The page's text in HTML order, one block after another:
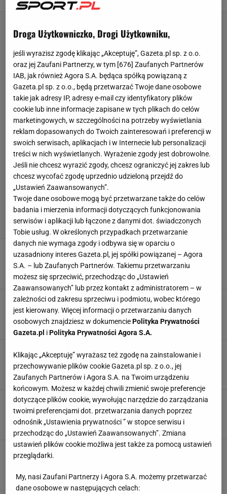
Ależ wzrost formy Polaka. Kogoś takiego szuka
Urban
Agnieszka Piskorz,25 LISTOPADA 2025, 12:28
Czekał aż 165 dni! Polski obrońca
zadebiutował w nowym klubie. I to jak!
Filip Macuda,26 PAŹDZIERNIKA 2025, 17:15
Sensacyjny transfer Polaka! Zagra z byłą
gwiazdą Ekstraklasy
Jakub Trochimowicz, 4 LIPCA 2025, 13:06
Niemcy ogłosili transfer gwiazdy Ekstraklasy.
"Może się pochwalić rekordem"
Filip Macuda,20 MAJA 2025, 12:15
Rok temu Polak brylował w Ekstraklasie. Dziś
Szymon Szczepanik,10 KWIETNIA 2025, 17:17
Droga Użytkowniczko, Drogi Użytkowniku,
jeśli wyrazisz zgodę klikając „Akceptuję”, Gazeta.pl sp. z o.o.
oraz jej Zaufani Partnerzy, w tym [676] Zaufanych Partnerów
IAB, jak również Agora S.A. będąca spółką powiązaną z
Gazeta.pl sp. z o.o., będą przetwarzać Twoje dane osobowe
takie jak adresy IP, adresy e-mail czy identyfikatory plików
cookie lub inne informacje zapisane w tych plikach do celów
marketingowych, w szczególności na potrzeby wyświetlania
reklam dopasowanych do Twoich zainteresowań i preferencji w
swoich serwisach, aplikacjach i w Internecie lub personalizacji
treści w nich wyświetlanych. Wyrażenie zgody jest dobrowolne.
Jeśli nie chcesz wyrazić zgody, chcesz ograniczyć jej zakres lub
chcesz wycofać zgodę uprzednio udzieloną przejdź do
„Ustawień Zaawansowanych”.
Twoje dane osobowe mogą być przetwarzane także do celów
badania i mierzenia informacji dotyczących funkcjonowania
serwisów i aplikacji lub łączone z danymi dot. świadczonych
Tobie usług. W określonych przypadkach przetwarzanie
danych nie wymaga zgody i odbywa się w oparciu o
uzasadniony interes Gazeta.pl, jej spółki powiązanej – Agora
S.A. – lub Zaufanych Partnerów. Takiemu przetwarzaniu
możesz się sprzeciwić, przechodząc do „Ustawień
Zaawansowanych” lub przez kontakt z administratorem – w
zależności od zakresu sprzeciwu i podmiotu, wobec którego
jest kierowany. Więcej informacji o przetwarzaniu danych
osobowych znajdziesz w dokumenciePolityka Prywatności
Gazeta.pl iPolityka Prywatności Agora S.A.
Klikając „Akceptuję” wyrażasz też zgodę na zainstalowanie i
przechowywanie plików cookie Gazeta.pl sp. z o.o., jej
Zaufanych Partnerów i Agora S.A. na Twoim urządzeniu
końcowym. Możesz w każdej chwili zmienić swoje preferencje
dotyczące plików cookie, wywołując narzędzie do zarządzania
twoimi preferencjami dot. przetwarzania danych poprzez
odnośnik „Ustawienia prywatności ” w stopce serwisu i
przechodząc do „Ustawień Zaawansowanych”. Zmiana
ustawień plików cookie możliwa jest także za pomocą ustawień
przeglądarki.
My, nasi Zaufani Partnerzy i Agora S.A. możemy przetwarzać
dane osobowe w następujących celach: